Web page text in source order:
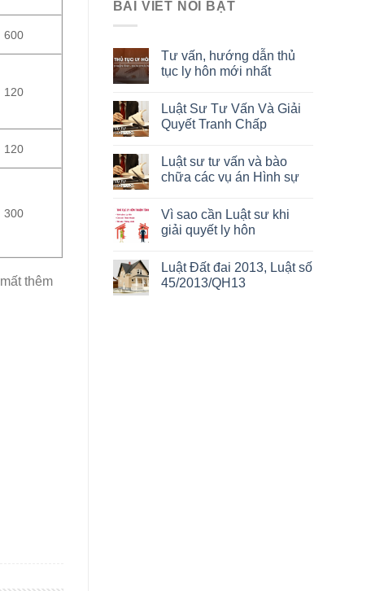
600
120
120
300
thêm
BÀI VIẾT NỔI BẬT
Tư vấn, hướng dẫn thủ
tục ly hôn mới nhất
Luật Sư Tư Vấn Và Giải
Quyết Tranh Chấp
Luật sư tư vấn và bào
chữa các vụ án Hình sự
Vì sao cần Luật sư khi
giải quyết ly hôn
Luật Đất đai 2013, Luật số
45/2013/QH13